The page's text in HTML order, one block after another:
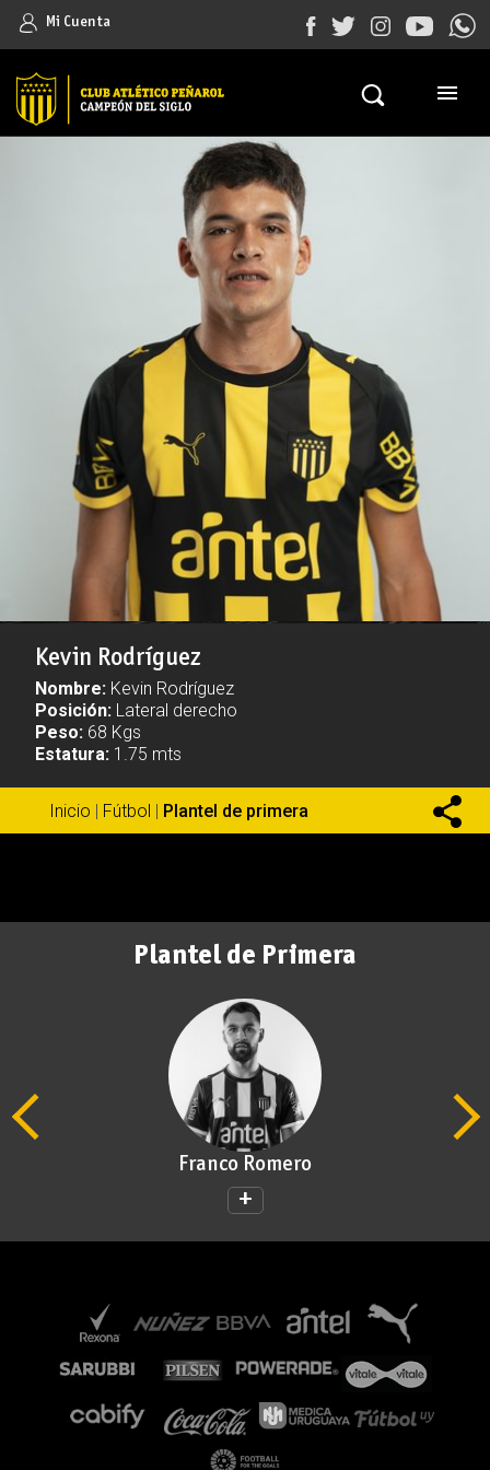
Mi Cuenta
Kevin Rodríguez
Nombre: Kevin Rodríguez
Posición: Lateral derecho
Peso: 68 Kgs
Estatura: 1.75 mts
Inicio | Fútbol | Plantel de primera
Plantel de Primera
Franco Romero
+